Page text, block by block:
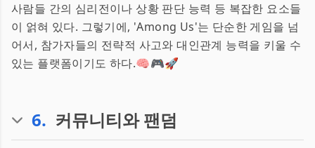
사람들 간의 심리전이나 상황 판단 능력 등 복잡한 요소들
이 얽혀 있다. 그렇기에, 'Among Us'는 단순한 게임을 넘
어서, 참가자들의 전략적 사고와 대인관계 능력을 키울 수
있는 플랫폼이기도 하다.🧠🎮🚀
6. 커뮤니티와 팬덤